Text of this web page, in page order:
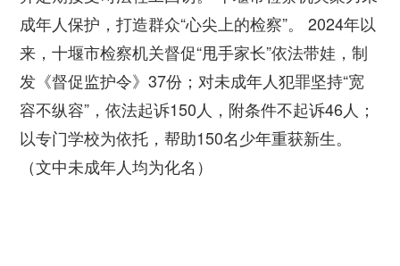
成年人保护，打造群众“心尖上的检察”。 2024年以
来，十堰市检察机关督促“甩手家长”依法带娃，制
发《督促监护令》37份；对未成年人犯罪坚持“宽
容不纵容”，依法起诉150人，附条件不起诉46人；
以专门学校为依托，帮助150名少年重获新生。
（文中未成年人均为化名）